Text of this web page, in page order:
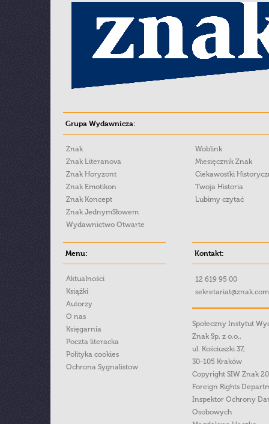
Grupa Wydawnicza:
Znak
Znak Literanova
Znak Horyzont
Znak Emotikon
Znak Koncept
Znak JednymSłowem
Wydawnictwo Otwarte
Woblink
Miesięcznik Znak
Ciekawostki
Twoja Historia
Lubimy czytać
Menu:
Aktualności
Książki
Autorzy
O nas
Księgarnia
Poczta literacka
Polityka cookies
Ochrona Sygnalistow
Kontakt:
12 619 95 00
Społeczny Instytut
Znak Sp. z o.o.,
ul. Kościuszki 37,
30-105 Kraków
Copyright SIW Znak
Foreign Rights
Inspektor Ochrony
Osobowych